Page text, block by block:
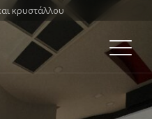
κρυστάλλου